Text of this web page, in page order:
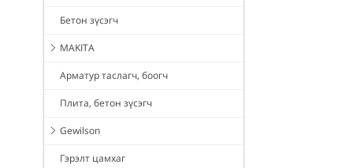
Бетон зүсэгч
MAKITA
Арматур таслагч, боогч
Плита, бетон зүсэгч
Gewilson
Гэрэлт цамхаг